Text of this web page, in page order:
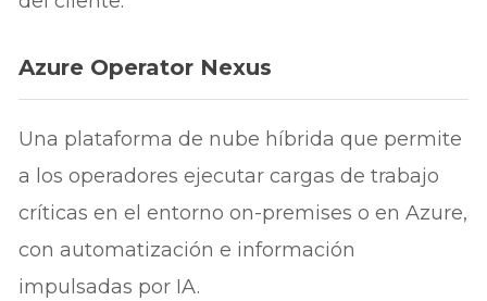
Azure Operator Nexus
Una plataforma de nube híbrida que permite
a los operadores ejecutar cargas de trabajo
críticas en el entorno on-premises o en Azure,
con automatización e información
impulsadas por IA.